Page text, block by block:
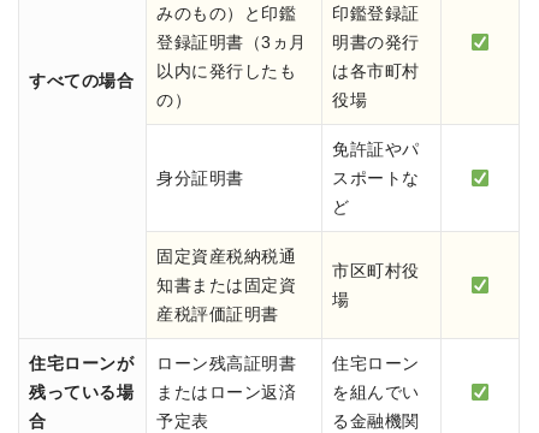
すべての場合
みのもの）と印鑑
登録証明書（3ヵ月
以内に発行したも
の）
印鑑登録証
明書の発行
は各市町村
役場
身分証明書
免許証やパ
スポートな
ど
固定資産税納税通
知書または固定資
産税評価証明書
市区町村役
場
住宅ローンが
残っている場
合
ローン残高証明書
またはローン返済
予定表
住宅ローン
を組んでい
る金融機関